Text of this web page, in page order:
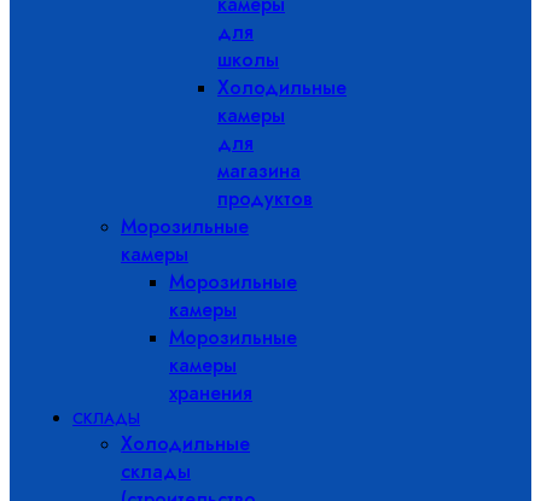
для
школы
Холодильные
камеры
для
магазина
продуктов
Морозильные
камеры
Морозильные
камеры
Морозильные
камеры
хранения
СКЛАДЫ
Холодильные
склады